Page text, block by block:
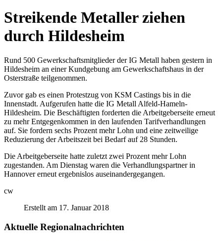
Streikende Metaller ziehen
durch Hildesheim
Rund 500 Gewerkschaftsmitglieder der IG Metall haben gestern in
Hildesheim an einer Kundgebung am Gewerkschaftshaus in der
Osterstraße teilgenommen.
Zuvor gab es einen Protestzug von KSM Castings bis in die
Innenstadt. Aufgerufen hatte die IG Metall Alfeld-Hameln-
Hildesheim. Die Beschäftigten forderten die Arbeitgeberseite erneut
zu mehr Entgegenkommen in den laufenden Tarifverhandlungen
auf. Sie fordern sechs Prozent mehr Lohn und eine zeitweilige
Reduzierung der Arbeitszeit bei Bedarf auf 28 Stunden.
Die Arbeitgeberseite hatte zuletzt zwei Prozent mehr Lohn
zugestanden. Am Dienstag waren die Verhandlungspartner in
Hannover erneut ergebnislos auseinandergegangen.
cw
Erstellt am 17. Januar 2018
Aktuelle Regionalnachrichten